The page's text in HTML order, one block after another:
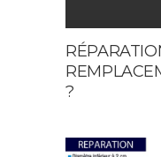
This
field
should
left
?